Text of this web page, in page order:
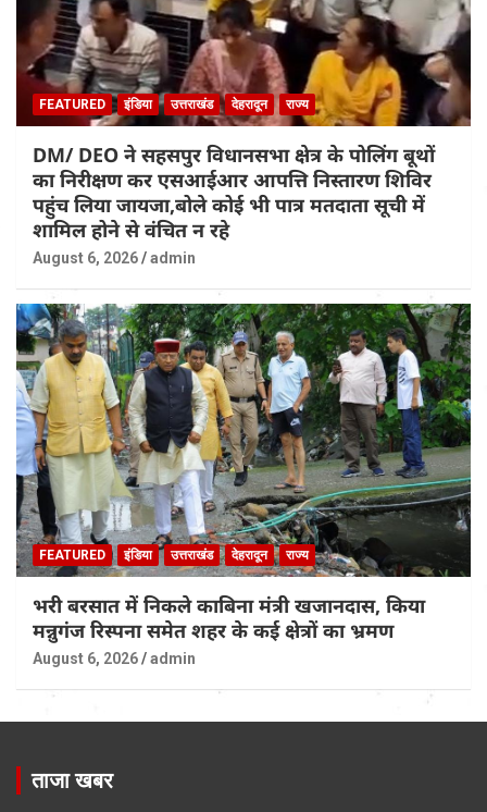
FEATURED इंडिया उत्तराखंड देहरादून राज्य
DM/ DEO ने सहसपुर विधानसभा क्षेत्र के पोलिंग बूथों
का निरीक्षण कर एसआईआर आपत्ति निस्तारण शिविर
पहुंच लिया जायजा,बोले कोई भी पात्र मतदाता सूची में
शामिल होने से वंचित न रहे
August 6, 2026 admin
FEATURED इंडिया उत्तराखंड देहरादून राज्य
भरी बरसात में निकले काबिना मंत्री खजानदास, किया
मन्नुगंज रिस्पना समेत शहर के कई क्षेत्रों का भ्रमण
August 6, 2026 admin
ताजा खबर